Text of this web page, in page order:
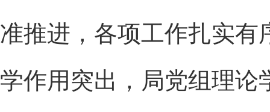
准推进，各项工作扎实有
学作用突出，局党组理论